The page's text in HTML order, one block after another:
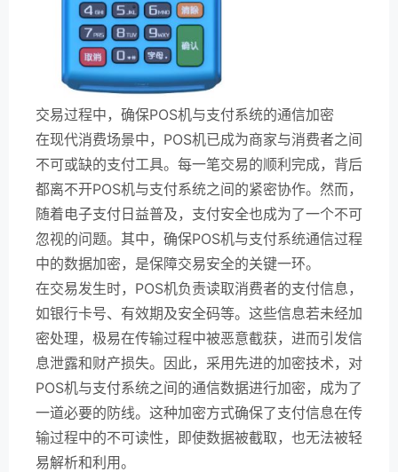
交易过程中，确保POS机与支付系统的通信加密
在现代消费场景中，POS机已成为商家与消费者之间
不可或缺的支付工具。每一笔交易的顺利完成，背后
都离不开POS机与支付系统之间的紧密协作。然而，
随着电子支付日益普及，支付安全也成为了一个不可
忽视的问题。其中，确保POS机与支付系统通信过程
中的数据加密，是保障交易安全的关键一环。
在交易发生时，POS机负责读取消费者的支付信息，
如银行卡号、有效期及安全码等。这些信息若未经加
密处理，极易在传输过程中被恶意截获，进而引发信
息泄露和财产损失。因此，采用先进的加密技术，对
POS机与支付系统之间的通信数据进行加密，成为了
一道必要的防线。这种加密方式确保了支付信息在传
输过程中的不可读性，即使数据被截取，也无法被轻
易解析和利用。